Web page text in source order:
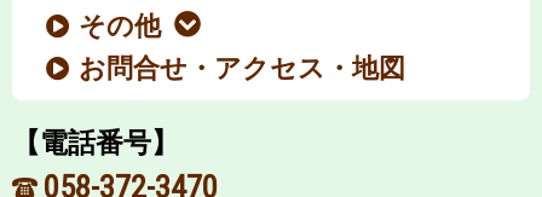
その他
お問合せ・アクセス・地図
【電話番号】
058-372-3470